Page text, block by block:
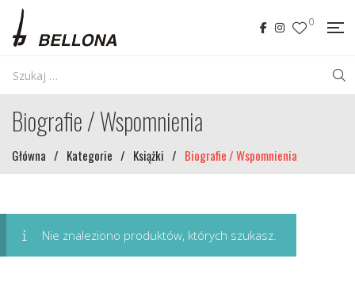
0
Biografie / Wspomnienia
Główna / Kategorie / Książki / Biografie / Wspomnienia
Nie znaleziono produktów, których szukasz.